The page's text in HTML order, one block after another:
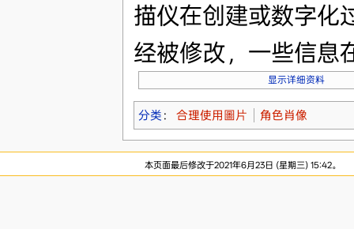
描仪在创建或数字化
经被修改，一些信息
显示详细资料
分类 ： 合理使用圖片 角色肖像
本页面最后修改于2021年6月23日 (星期三) 15:42。